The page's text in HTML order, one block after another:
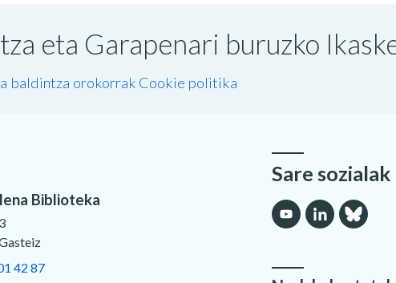
eta Garapenari buruzko
baldintza orokorrak Cookie politika
Biblioteka
42 87
Sare sozialak